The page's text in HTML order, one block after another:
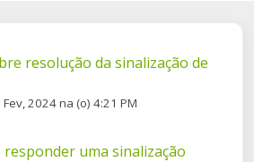
resolução da sinalização de
2024 na (o) 4:21 PM
responder uma sinalização